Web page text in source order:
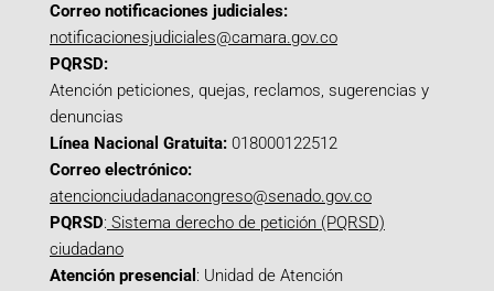
Correo notificaciones judiciales:
notificacionesjudiciales@camara.gov.co
PQRSD:
Atención peticiones, quejas, reclamos, sugerencias y
denuncias
Línea Nacional Gratuita: 018000122512
Correo electrónico:
atencionciudadanacongreso@senado.gov.co
PQRSD: Sistema derecho de petición (PQRSD)
ciudadano
Atención presencial : Unidad de Atención